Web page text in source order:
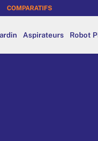
COMPARATIFS
Aspirateurs Robot